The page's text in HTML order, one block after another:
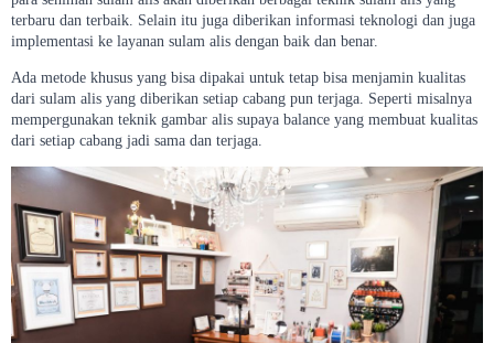
terbaru dan terbaik. Selain itu juga diberikan informasi teknologi dan juga
implementasi ke layanan sulam alis dengan baik dan benar.
Ada metode khusus yang bisa dipakai untuk tetap bisa menjamin kualitas
dari sulam alis yang diberikan setiap cabang pun terjaga. Seperti misalnya
mempergunakan teknik gambar alis supaya balance yang membuat kualitas
dari setiap cabang jadi sama dan terjaga.